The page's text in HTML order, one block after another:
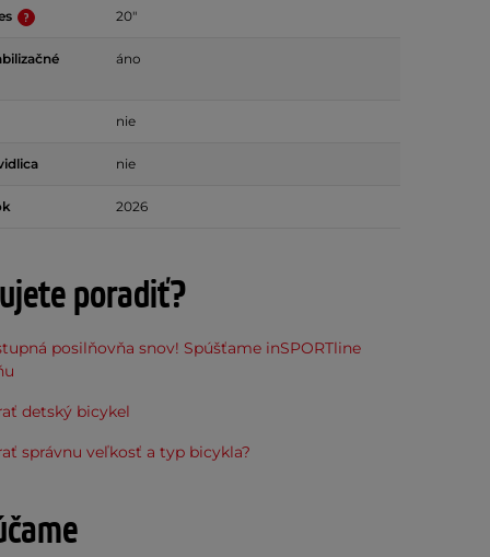
20"
áno
nie
nie
2026
poradiť?
posilňovňa snov! Spúšťame inSPORTline
detský bicykel
správnu veľkosť a typ bicykla?